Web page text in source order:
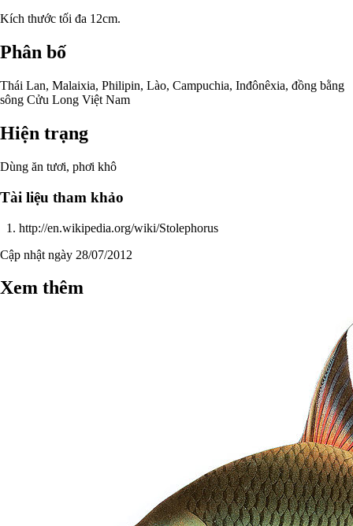
Kích thước tối đa 12cm.
Phân bố
Thái Lan, Malaixia, Philipin, Lào, Campuchia, Inđônêxia, đồng bằng
sông Cửu Long Việt Nam
Hiện trạng
Dùng ăn tươi, phơi khô
Tài liệu tham khảo
http://en.wikipedia.org/wiki/Stolephorus
Cập nhật ngày 28/07/2012
Xem thêm